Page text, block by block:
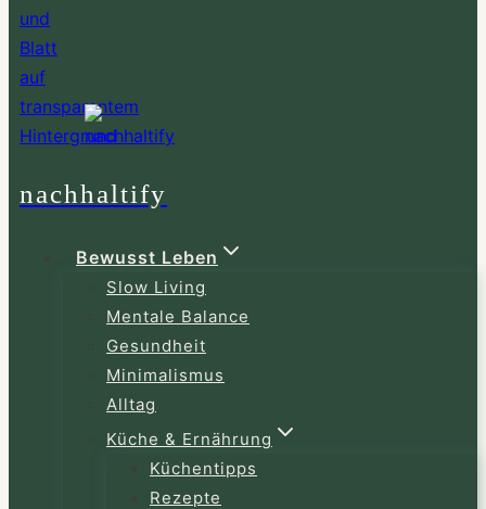
nachhaltify
Bewusst Leben
Slow Living
Mentale Balance
Gesundheit
Minimalismus
Alltag
Küche & Ernährung
Küchentipps
Rezepte